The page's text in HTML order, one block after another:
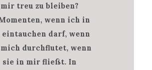
mir treu zu bleiben?
wenn ich in
eintauchen darf, wenn
durchflutet, wenn
sie in mir fließt. In